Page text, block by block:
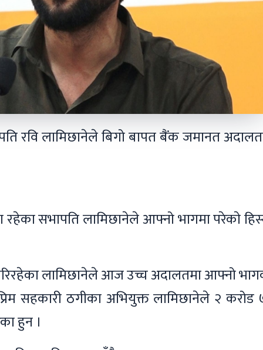
रवि लामिछानेले बिगो बापत बैंक जमानत
रहेका सभापति लामिछानेले आफ्नो भागमा परेकाे
लामिछानेले आज उच्च अदालतमा आफ्नो
सहकारी ठगीका अभियुक्त लामिछानेले २ करोड
हुन ।